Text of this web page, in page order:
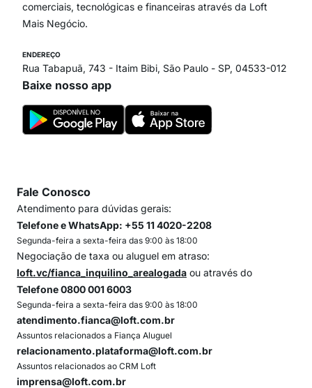
comerciais, tecnológicas e financeiras através da Loft
Mais Negócio.
ENDEREÇO
Rua Tabapuã, 743 - Itaim Bibi, São Paulo - SP, 04533-012
Baixe nosso app
Fale Conosco
Atendimento para dúvidas gerais:
Telefone e WhatsApp: +55 11 4020-2208
Segunda-feira a sexta-feira das 9:00 às 18:00
Negociação de taxa ou aluguel em atraso:
loft.vc/fianca_inquilino_arealogada ou através do
Telefone 0800 001 6003
Segunda-feira a sexta-feira das 9:00 às 18:00
atendimento.fianca@loft.com.br
Assuntos relacionados a Fiança Aluguel
relacionamento.plataforma@loft.com.br
Assuntos relacionados ao CRM Loft
imprensa@loft.com.br